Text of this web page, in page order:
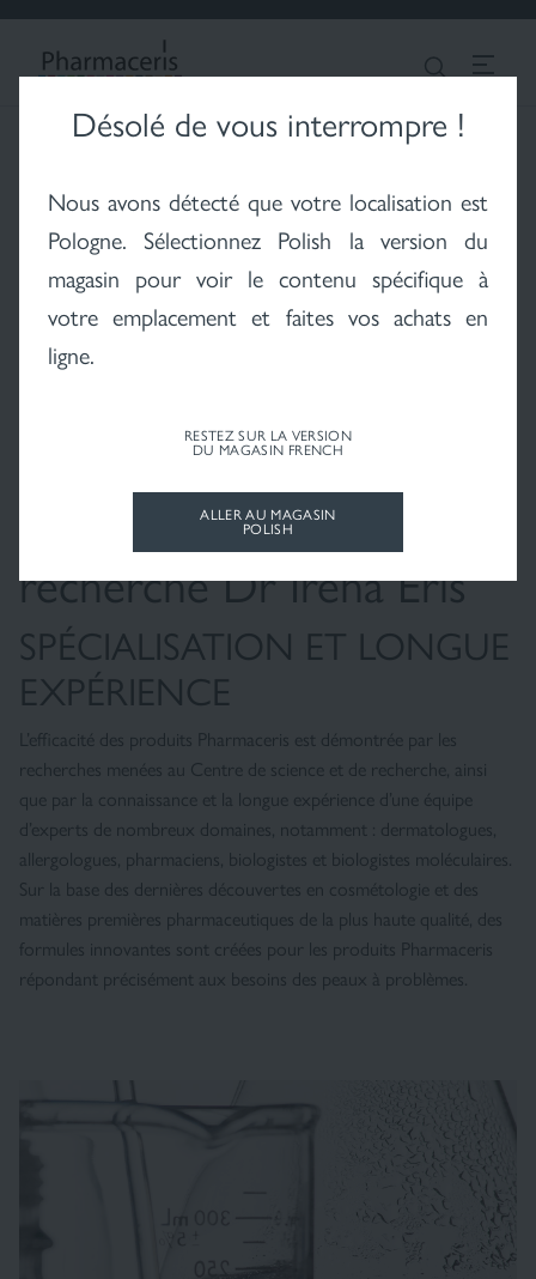
Chercher
du vitiligo
chevelu
FRENCH
Centre de science et de
recherche Dr Irena Eris
SPÉCIALISATION ET LONGUE
EXPÉRIENCE
L’efficacité des produits Pharmaceris est démontrée par les
recherches menées au Centre de science et de recherche, ainsi
que par la connaissance et la longue expérience d’une équipe
d’experts de nombreux domaines, notamment : dermatologues,
allergologues, pharmaciens, biologistes et biologistes moléculaires.
Sur la base des dernières découvertes en cosmétologie et des
matières premières pharmaceutiques de la plus haute qualité, des
formules innovantes sont créées pour les produits Pharmaceris
répondant précisément aux besoins des peaux à problèmes.
Désolé de vous interrompre !
Nous avons détecté que votre localisation est
Pologne. Sélectionnez Polish la version du
magasin pour voir le contenu spécifique à
votre emplacement et faites vos achats en
ligne.
RESTEZ SUR LA VERSION
DU MAGASIN FRENCH
ALLER AU MAGASIN
POLISH